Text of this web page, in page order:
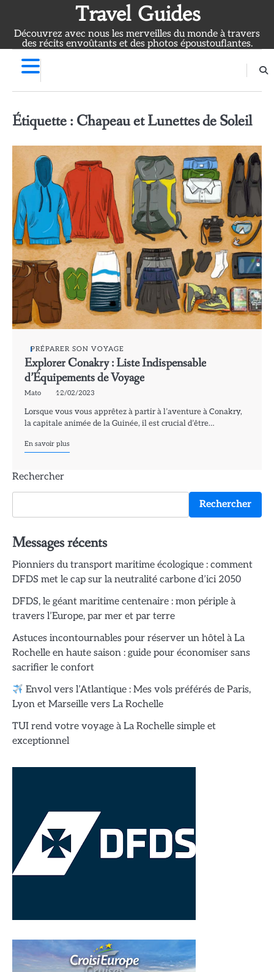
content
Travel Guides
Découvrez avec nous les merveilles du monde à travers
des récits envoûtants et des photos époustouflantes.
Étiquette : Chapeau et Lunettes de Soleil
PRÉPARER SON VOYAGE
Explorer Conakry : Liste Indispensable
d’Équipements de Voyage
Mato 12/02/2023
Lorsque vous vous apprêtez à partir à l’aventure à Conakry,
la capitale animée de la Guinée, il est crucial d’être…
En savoir plus
Rechercher
Rechercher
Messages récents
Pionniers du transport maritime écologique : comment
DFDS met le cap sur la neutralité carbone d’ici 2050
DFDS, le géant maritime centenaire : mon périple à
travers l’Europe, par mer et par terre
Astuces incontournables pour réserver un hôtel à La
Rochelle en haute saison : guide pour économiser sans
sacrifier le confort
Envol vers l’Atlantique : Mes vols préférés de Paris,
Lyon et Marseille vers La Rochelle
TUI rend votre voyage à La Rochelle simple et
exceptionnel